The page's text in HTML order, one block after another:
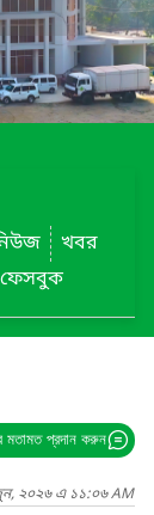
খবর
ফেসবুক
মতামত প্রদান করুন
২০২৬ এ ১১:০৬ AM